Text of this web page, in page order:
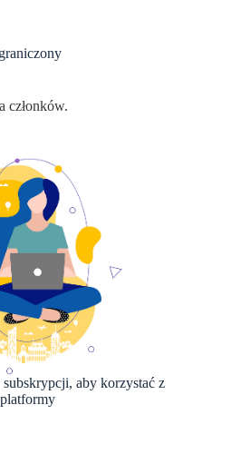
członków.
aby korzystać z
platformy